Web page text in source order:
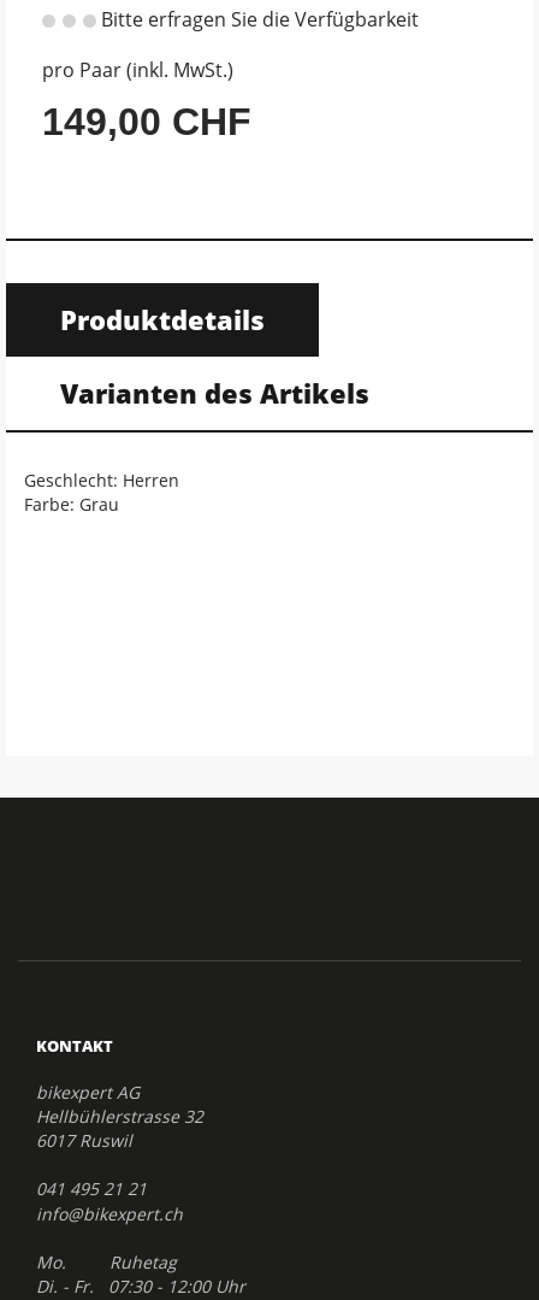
Bitte erfragen Sie die Verfügbarkeit
pro Paar (inkl. MwSt.)
149,00 CHF
Produktdetails
Varianten des Artikels
Geschlecht: Herren
Farbe: Grau
KONTAKT
bikexpert AG
Hellbühlerstrasse 32
6017 Ruswil
041 495 21 21
info@bikexpert.ch
Mo. Ruhetag
Di. - Fr. 07:30 - 12:00 Uhr